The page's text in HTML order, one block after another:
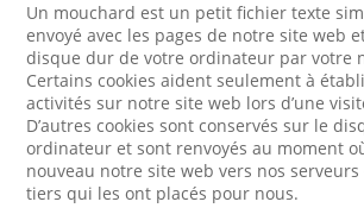
Un mouchard est un petit fichier texte
envoyé avec les pages de notre site web
disque dur de votre ordinateur par votre
Certains cookies aident seulement à
activités sur notre site web lors d’une
D’autres cookies sont conservés sur le
ordinateur et sont renvoyés au moment
nouveau notre site web vers nos serveurs
tiers qui les ont placés pour nous.